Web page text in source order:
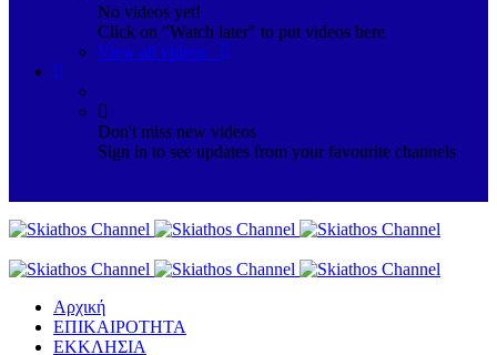
No videos yet!
Click on "Watch later" to put videos here
View all videos
Don't miss new videos
Sign in to see updates from your favourite channels
Αρχική
ΕΠΙΚΑΙΡΟΤΗΤΑ
ΕΚΚΛΗΣΙΑ